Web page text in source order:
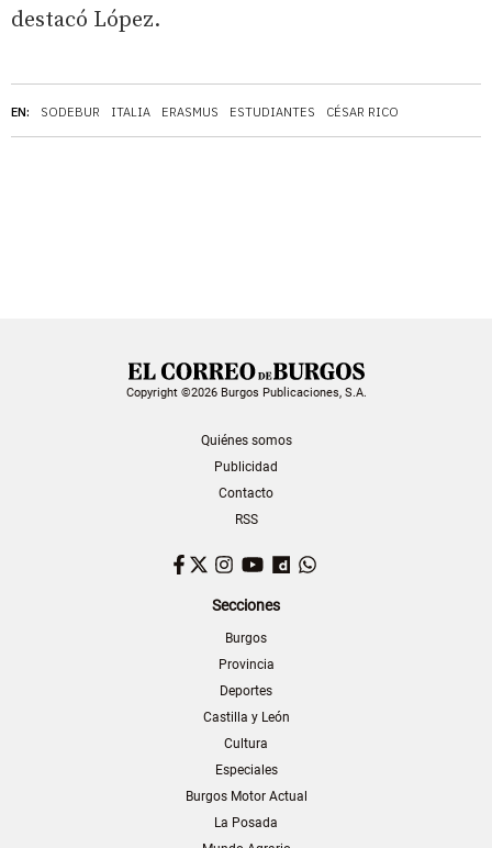
EN: SODEBUR ITALIA ERASMUS ESTUDIANTES CÉSAR RICO
destacó López.
Copyright ©2026 Burgos Publicaciones, S.A.
Quiénes somos
Publicidad
Contacto
RSS
Facebook
TwitterInstagram
YouTubeDailymotion
Secciones
Burgos
Provincia
Deportes
Castilla y León
Cultura
Especiales
Burgos Motor Actual
La Posada